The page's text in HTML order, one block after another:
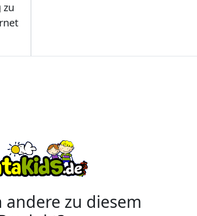
zu
andere zu diesem